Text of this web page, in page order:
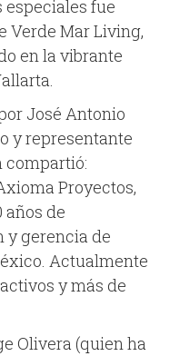
especiales fue
Verde Mar Living,
en la vibrante
José Antonio
y representante
compartió:
Proyectos,
años de
y gerencia de
Actualmente
y más de
Olivera (quien ha